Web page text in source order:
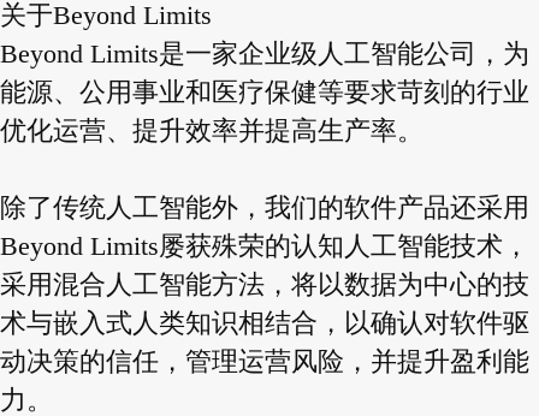
关于Beyond Limits
Beyond Limits是一家企业级人工智能公司，为
能源、公用事业和医疗保健等要求苛刻的行业
优化运营、提升效率并提高生产率。
除了传统人工智能外，我们的软件产品还采用
Beyond Limits屡获殊荣的认知人工智能技术，
采用混合人工智能方法，将以数据为中心的技
术与嵌入式人类知识相结合，以确认对软件驱
动决策的信任，管理运营风险，并提升盈利能
力。